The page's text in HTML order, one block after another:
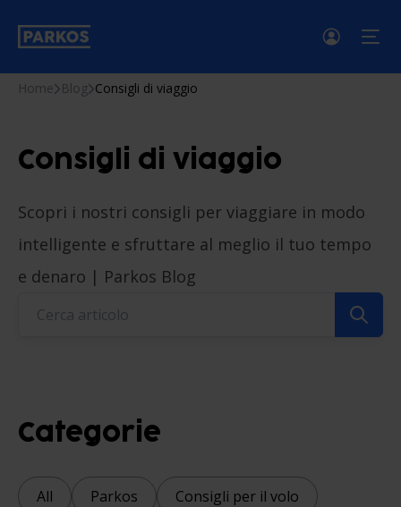
Home Blog Consigli di viaggio
Consigli di viaggio
Scopri i nostri consigli per viaggiare in modo
intelligente e sfruttare al meglio il tuo tempo
e denaro | Parkos Blog
Categorie
All Parkos
Consigli per il volo